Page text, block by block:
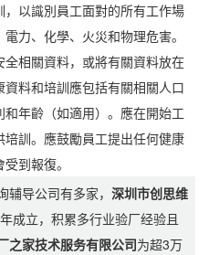
以識別員工面對的所有工作場
力、化學、火災和物理危害。
相關資料，或將有關資料放在
料和培訓應包括有關相關人口
年齡（如適用）。應在開始工
訓。應鼓勵員工提出任何健康
到報復。
辅导公司有多家，深圳市创思维
成立，积累多行业验厂经验且
之家技术服务有限公司为超3万